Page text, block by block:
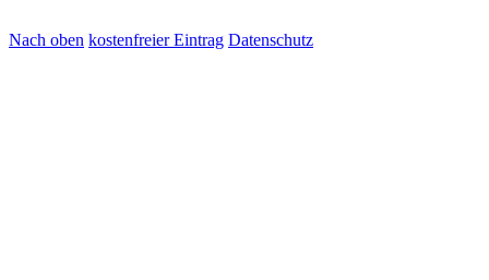
Nach oben kostenfreier Eintrag Datenschutz